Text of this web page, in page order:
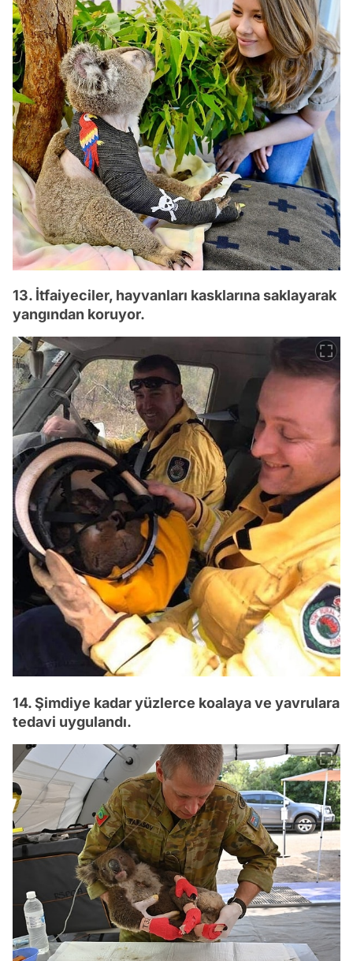
13. İtfaiyeciler, hayvanları kasklarına saklayarak
yangından koruyor.
14. Şimdiye kadar yüzlerce koalaya ve yavrulara
tedavi uygulandı.